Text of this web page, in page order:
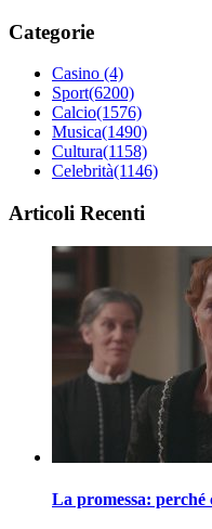
Categorie
Casino (4)
Sport(6200)
Calcio(1576)
Musica(1490)
Cultura(1158)
Celebrità(1146)
Articoli Recenti
La promessa: perché